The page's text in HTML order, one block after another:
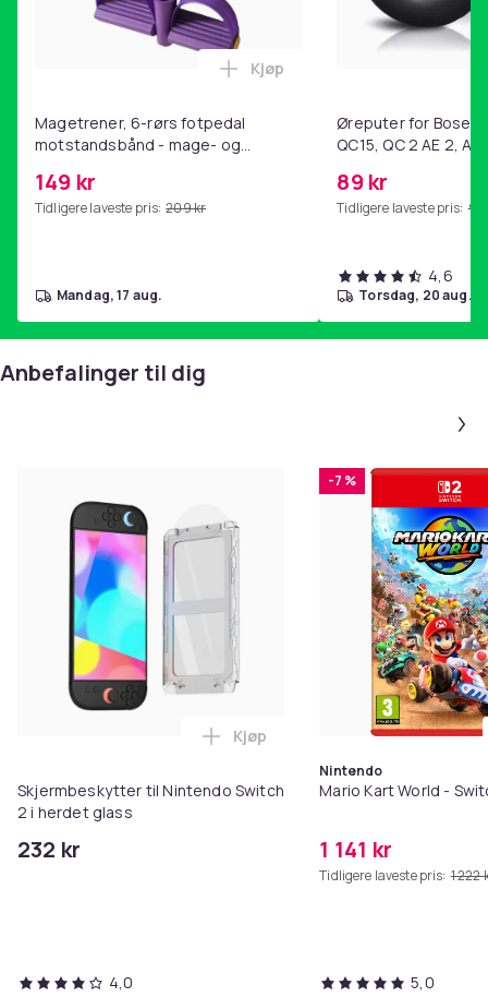
Magetrener, 6-rørs fotpedal
motstandsbånd - mage- og
hjemmegymnastikk Purple
149 kr
Tidligere laveste pris: 209 kr
Legg Magetrener, 6-rørs
Kjøp
mandag, 17 aug.
Øreputer for Bose
QC15, QC 2 AE 2, AE
89 kr
Tidligere laveste pris: 99
4,6
torsdag, 20 aug.
Anbefalinger til dig
Skjermbeskytter til Nintendo Switch
2 i herdet glass
232 kr
Legg Skjermbeskytter til
Kjøp
4,0
-7 %
Nintendo
Mario Kart World -
1 141 kr
Tidligere laveste pris: 1 222
5,0